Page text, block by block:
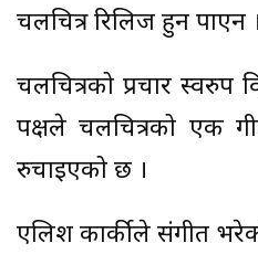
चलचित्र रिलिज हुन पाएन ।
चलचित्रको प्रचार स्वरुप
पक्षले चलचित्रको एक
रुचाइएको छ ।
एलिश कार्कीले संगीत